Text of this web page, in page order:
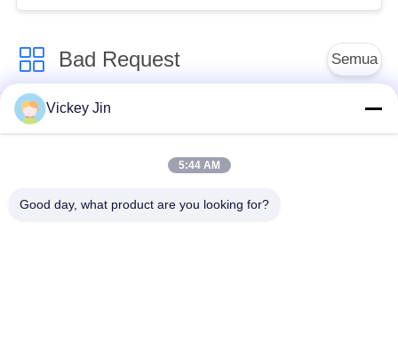
Bad Request Semua
Kamar Uji Iklim
Oven Pengeringan
Vickey Jin
5:44 AM
Good day, what product are you looking for?